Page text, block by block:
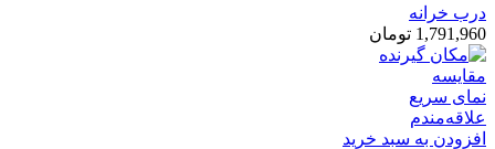
درب خرانه
1,791,960 تومان
مقایسه
نمای سریع
علاقه‌مندم
افزودن به سبد خرید